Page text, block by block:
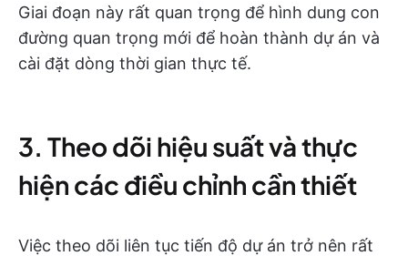
Giai đoạn này rất quan trọng để hình dung con
đường quan trọng mới để hoàn thành dự án và
cài đặt dòng thời gian thực tế.
3. Theo dõi hiệu suất và thực
hiện các điều chỉnh cần thiết
Việc theo dõi liên tục tiến độ dự án trở nên rất